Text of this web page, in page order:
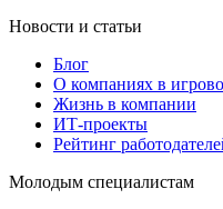
Новости и статьи
Блог
О компаниях в
Жизнь в компании
ИТ-проекты
Рейтинг
Молодым специалистам